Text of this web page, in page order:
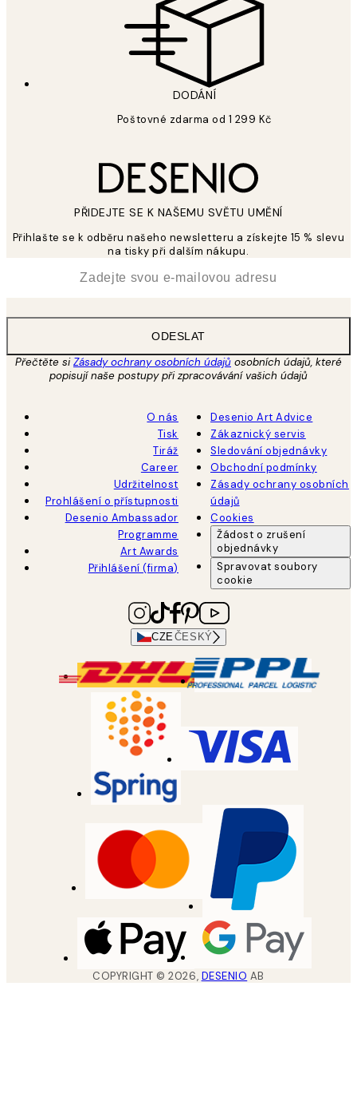
DODÁNÍ
Poštovné zdarma od 1 299 Kč
PŘIDEJTE SE K NAŠEMU SVĚTU UMĚNÍ
Přihlašte se k odběru našeho newsletteru a získejte 15 % slevu
na tisky při dalším nákupu.
ODESLAT
Přečtěte siZásady ochrany osobních údajů osobních údajů, které
popisují naše postupy při zpracovávání vašich údajů
O nás
Tisk
Tiráž
Career
Udržitelnost
Prohlášení o přístupnosti
Desenio Ambassador
Programme
Art Awards
Přihlášení (firma)
Desenio Art Advice
Zákaznický servis
Sledování objednávky
Obchodní podmínky
Zásady ochrany osobních
údajů
Cookies
Žádost o zrušení
objednávky
Spravovat soubory
cookie
CZEČESKÝ
COPYRIGHT ©2026, DESENIO AB